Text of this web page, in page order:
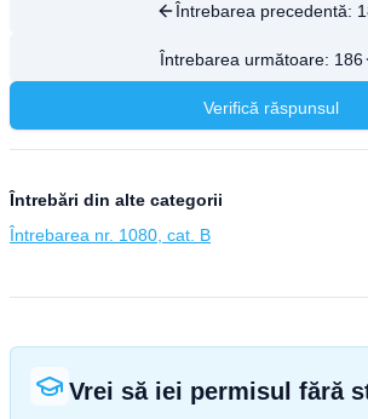
Întrebarea precedentă:
Întrebarea următoare: 186
Verifică răspunsul
Întrebări din alte categorii
Întrebarea nr. 1080, cat. B
Vrei să iei permisul fără